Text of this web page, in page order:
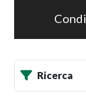
Ricerca